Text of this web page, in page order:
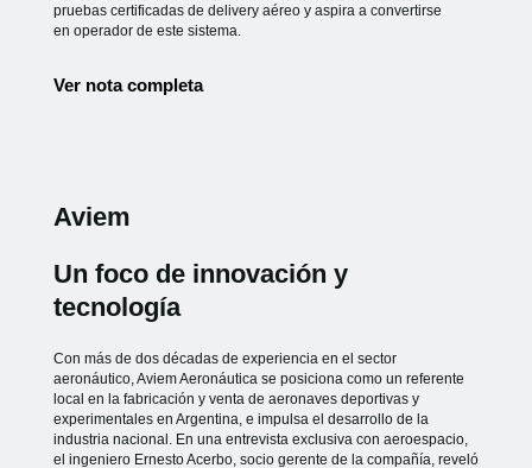
pruebas certificadas de delivery aéreo y aspira a convertirse
en operador de este sistema.
Ver nota completa
Aviem
Un foco de innovación y
tecnología
Con más de dos décadas de experiencia en el sector
aeronáutico, Aviem Aeronáutica se posiciona como un referente
local en la fabricación y venta de aeronaves deportivas y
experimentales en Argentina, e impulsa el desarrollo de la
industria nacional. En una entrevista exclusiva con aeroespacio,
el ingeniero Ernesto Acerbo, socio gerente de la compañía, reveló